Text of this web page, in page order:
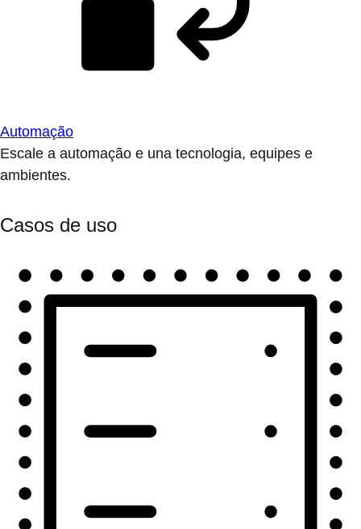
Automação
Escale a automação e una tecnologia, equipes e
ambientes.
Casos de uso